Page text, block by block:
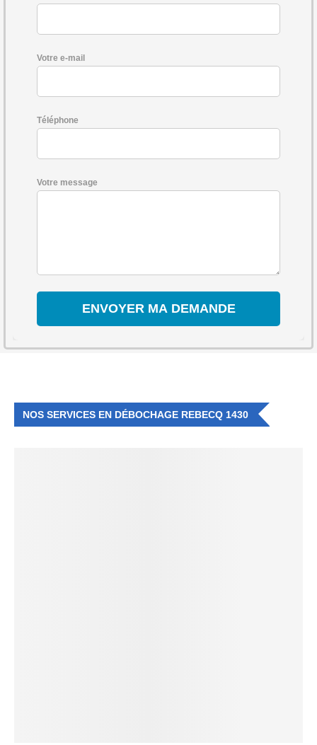
Votre e-mail
Téléphone
Votre message
NOS SERVICES EN DÉBOCHAGE REBECQ 1430